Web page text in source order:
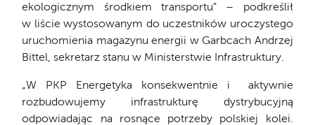
ekologicznym środkiem transportu” – podkreślił
w liście wystosowanym do uczestników uroczystego
uruchomienia magazynu energii w Garbcach Andrzej
Bittel, sekretarz stanu w Ministerstwie Infrastruktury.
„W PKP Energetyka konsekwentnie i aktywnie
rozbudowujemy infrastrukturę dystrybucyjną
odpowiadając na rosnące potrzeby polskiej kolei.